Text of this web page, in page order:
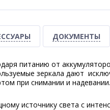
ДОКУМЕНТЫ
питанию от
зеркала дают
при снимании и надевании.
источнику света с